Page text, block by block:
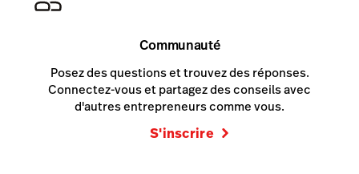
Communauté
Posez des questions et trouvez des réponses.
Connectez-vous et partagez des conseils avec
d'autres entrepreneurs comme vous.
S'inscrire